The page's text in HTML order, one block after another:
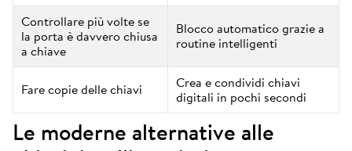
Controllare più volte se
la porta è davvero chiusa
a chiave
Blocco automatico grazie a
routine intelligenti
Fare copie delle chiavi Crea e condividi chiavi
digitali in pochi secondi
Le moderne alternative alle